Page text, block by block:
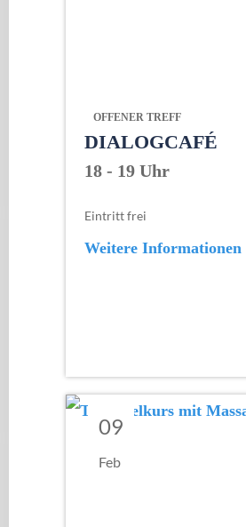
OFFENER TREFF
DIALOGCAFÉ
18 - 19 Uhr
Eintritt frei
Weitere Informationen
09
Feb